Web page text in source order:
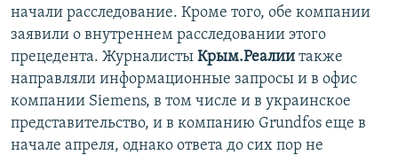
начали расследование. Кроме того, обе компании
заявили о внутреннем расследовании этого
прецедента. Журналисты Крым.Реалии также
направляли информационные запросы и в офис
компании Siemens, в том числе и в украинское
представительство, и в компанию Grundfos еще в
начале апреля, однако ответа до сих пор не